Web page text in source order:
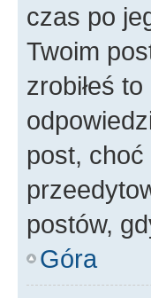
czas po
Twoim
zrobiłeś
post,
postów,
Góra